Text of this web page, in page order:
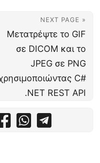
NEXT PAGE »
Μετατρέψτε το GIF
σε DICOM και το
JPEG σε PNG
C#
.NET REST API